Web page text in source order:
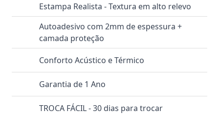
Estampa Realista - Textura em alto relevo
Autoadesivo com 2mm de espessura +
camada proteção
Conforto Acústico e Térmico
Garantia de 1 Ano
TROCA FÁCIL - 30 dias para trocar